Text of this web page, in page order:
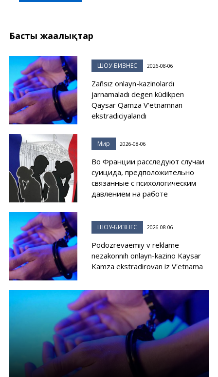
Басты жаңалықтар
ШОУ-БИЗНЕС 2026-08-06
Zañsız onlayn-kazinolardı
jarnamaladı degen küdikpen
Qaysar Qamza V'etnamnan
ekstradiciyalandı
Мир 2026-08-06
Во Франции расследуют случаи
суицида, предположительно
связанные с психологическим
давлением на работе
ШОУ-БИЗНЕС 2026-08-06
Podozrevaemıy v reklame
nezakonnıh onlayn-kazino Kaysar
Kamza ekstradirovan iz V'etnama